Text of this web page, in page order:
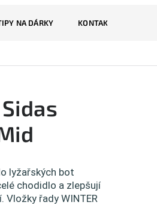
NA DÁRKY KONTAKTY
lyžařských bot
chodidlo a zlepšují
Vložky řady WINTER